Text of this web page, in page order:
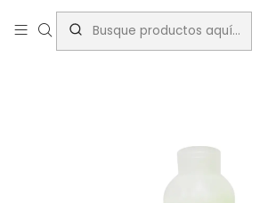
Inicio Tintes por Marca PRO OXIGEN